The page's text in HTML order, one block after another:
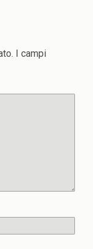
I campi